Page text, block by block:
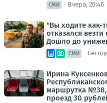
СМИ Вчера, 20:46
"Вы ходите как-
отказался
Дошло до
СМИ
Ирина
маршрутка №38,
проезд 30